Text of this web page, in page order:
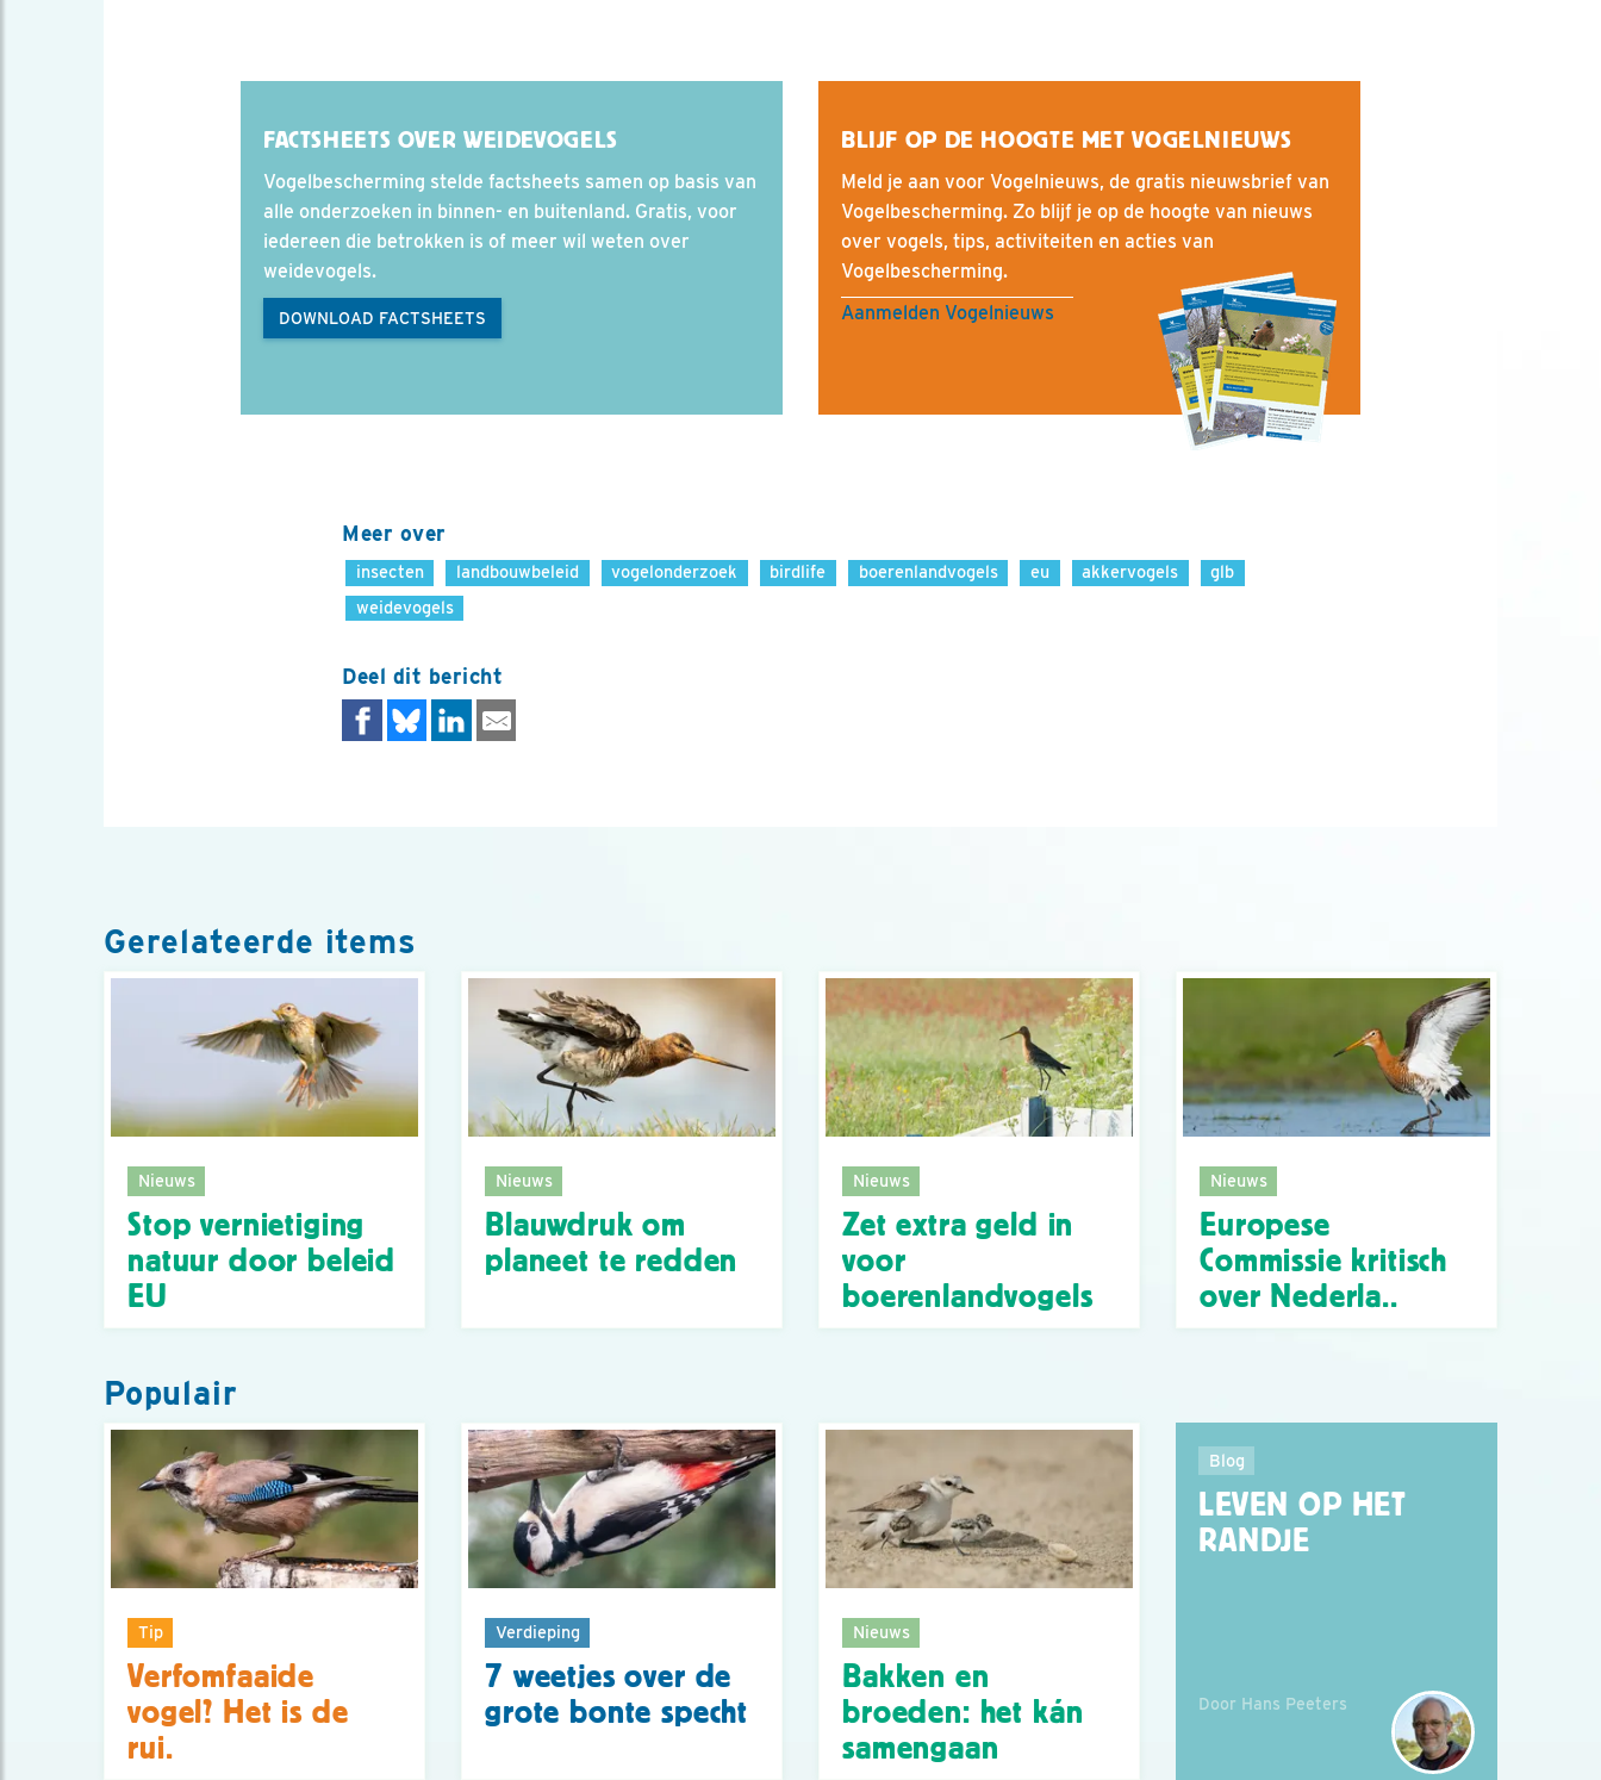
FACTSHEETS OVER WEIDEVOGELS
Vogelbescherming stelde factsheets samen op basis van
alle onderzoeken in binnen- en buitenland. Gratis, voor
iedereen die betrokken is of meer wil weten over
weidevogels.
DOWNLOAD FACTSHEETS
BLIJF OP DE HOOGTE MET VOGELNIEUWS
Meld je aan voor Vogelnieuws, de gratis nieuwsbrief van
Vogelbescherming. Zo blijf je op de hoogte van nieuws
over vogels, tips, activiteiten en acties van
Vogelbescherming.
Aanmelden Vogelnieuws
Meer over
insecten landbouwbeleid vogelonderzoek birdlife boerenlandvogels eu akkervogels
glb
weidevogels
Deel dit bericht
Gerelateerde items
Nieuws
Stop vernietiging
natuur door beleid
EU
Nieuws
Blauwdruk om
planeet te redden
Nieuws
Zet extra geld in
voor
boerenlandvogels
Nieuws
Europese
Commissie kritisch
over Nederla..
Populair
Tip
Verfomfaaide
vogel? Het is de
rui.
Verdieping
7 weetjes over de
grote bonte specht
Nieuws
Bakken en
broeden: het kán
samengaan
Blog
LEVEN OP HET
RANDJE
Door Hans Peeters